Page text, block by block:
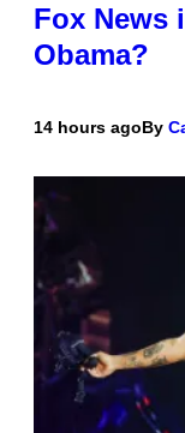
Fox News
Obama?
14 hours agoBy